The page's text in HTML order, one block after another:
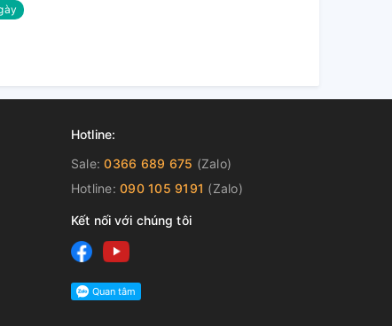
Hotline:
Sale:0366 689 675 (Zalo)
Hotline:090 105 9191 (Zalo)
Kết nối với chúng tôi